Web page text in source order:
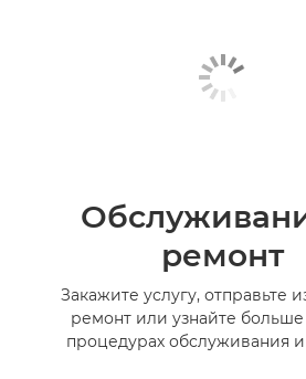
ремонт
Закажите услугу, отправьте
ремонт или узнайте
процедурах обслуживания